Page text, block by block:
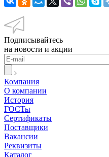
Подписывайтесь
на новости и акции
Компания
О компании
История
ГОСТы
Сертификаты
Поставщики
Вакансии
Реквизиты
Каталог